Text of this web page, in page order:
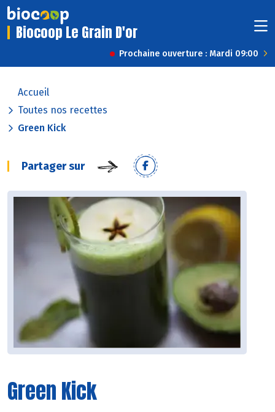
Biocoop Le Grain D'or
Prochaine ouverture : Mardi 09:00
Accueil
Toutes nos recettes
Green Kick
Partager sur
Green Kick